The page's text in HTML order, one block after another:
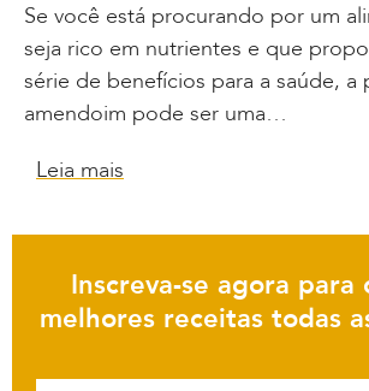
Se você está procurando por um
seja rico em nutrientes e que
série de benefícios para a saúde, a
amendoim pode ser uma…
Leia mais
Inscreva-se agora para
melhores receitas todas